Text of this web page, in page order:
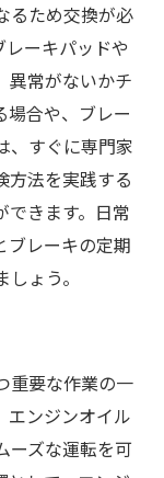
るため交換が必
ーキパッドや
異常がないかチ
場合や、ブレー
、すぐに専門家
方法を実践する
できます。日常
ブレーキの定期
ょう。
重要な作業の一
エンジンオイル
ーズな運転を可